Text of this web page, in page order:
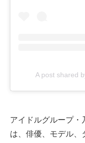
A post shared
アイドルグループ・
は、俳優、モデル、